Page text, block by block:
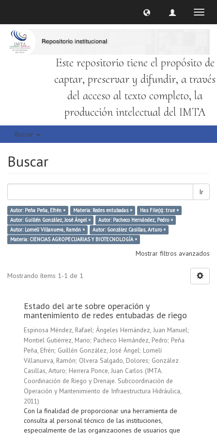
Este repositorio tiene el propósito de
captar, preservar y difundir, a través
del acceso al texto completo, la
producción intelectual del IMTA
Buscar
Buscar
Ir
Autor: Peña Peña, Efrén × Materia: Redes entubadas ×
Has File(s): true ×
Autor: Guillén González, José Ángel ×
Autor: Pacheco Hernández, Pedro ×
Autor: Lomelí Villanueva, Ramón ×
Autor: González Casillas, Arturo ×
Materia: CIENCIAS AGROPECUARIAS Y BIOTECNOLOGÍA ×
Mostrar filtros avanzados
Mostrando ítems 1-1 de 1
Estado del arte sobre operación y
mantenimiento de redes entubadas de riego
Espinosa Méndez, Rafael; Ángeles Hernández, Juan Manuel;
Montiel Gutiérrez, Mario; Pacheco Hernández, Pedro; Peña
Peña, Efrén; Guillén González, José Ángel; Lomelí
Villanueva, Ramón; Olvera Salgado, Dolores; González
Casillas, Arturo; Herrera Ponce, Juan Carlos (IMTA.
Coordinación de Riego y Drenaje. Subcoordinación de
Operación y Mantenimiento de Infraestructura Hidráulica,
2011)
Con la finalidad de proporcionar una herramienta de
consulta al personal técnico de las instituciones,
especialmente de las organizaciones de usuarios que